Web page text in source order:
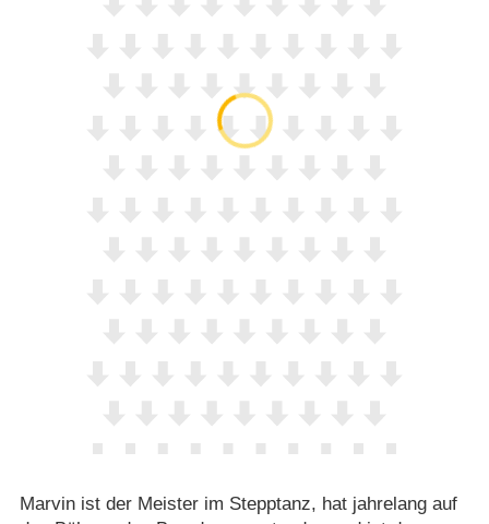
Marvin ist der Meister im Stepptanz, hat jahrelang auf